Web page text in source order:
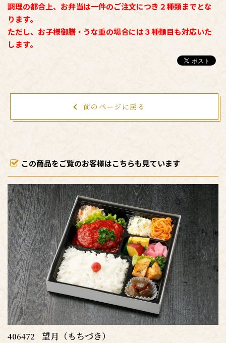
調理の都合上、お弁当は一件のご注文につき２種類までとな
ります。
ただし、お子様御膳・うな重の場合には３種類目も対応いた
します。
前のページに戻る
この商品をご覧のお客様はこちらも見ています
406472 望月（もちづき）